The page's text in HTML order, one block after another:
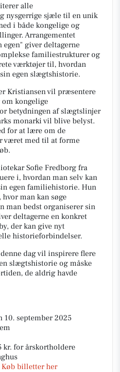
alle
nysgerrige sjæle til en unik
i både kongelige og
Arrangementet
giver deltagerne
familiestrukturer og
værktøjer til, hvordan
egen slægtshistorie.
Kristiansen vil præsentere
kongelige
betydningen af slægtslinjer
monarki vil blive belyst.
for at lære om de
været med til at forme
Sofie Fredborg fra
i, hvordan man selv kan
egen familiehistorie. Hun
man kan søge
man bedst organiserer sin
deltagerne en konkret
der kan give nyt
historieforbindelser.
dag vil inspirere flere
slægtshistorie og måske
de aldrig havde
10. september 2025
kr. for årskortholdere
Køb billetter her